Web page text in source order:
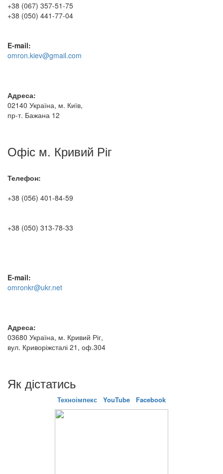
+38 (067) 357-51-75
+38 (050) 441-77-04
E-mail:
omron.kiev@gmail.com
Адреса:
02140 Україна, м. Київ,
пр-т. Бажана 12
Офіс м. Кривий Ріг
Телефон:
+38 (056) 401-84-59
+38 (050) 313-78-33
E-mail:
omronkr@ukr.net
Адреса:
03680 Україна, м. Кривий Ріг,
вул. Криворіжсталі 21, оф.304
Як дістатись
Техноімпекс YouTube Facebook